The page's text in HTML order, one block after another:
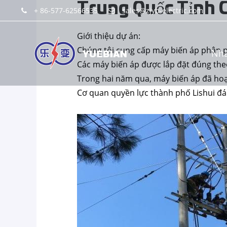
+ 86-577-62566535 sales@zjyb-electric.com
Trung Quốc Tỉnh
Giới thiệu dự án:
Chúng tôi cung cấp máy biến áp phân
Các máy biến áp được lắp đặt đúng
Trong hai năm qua, máy biến áp đã
Cơ quan quyền lực thành phố Lishui